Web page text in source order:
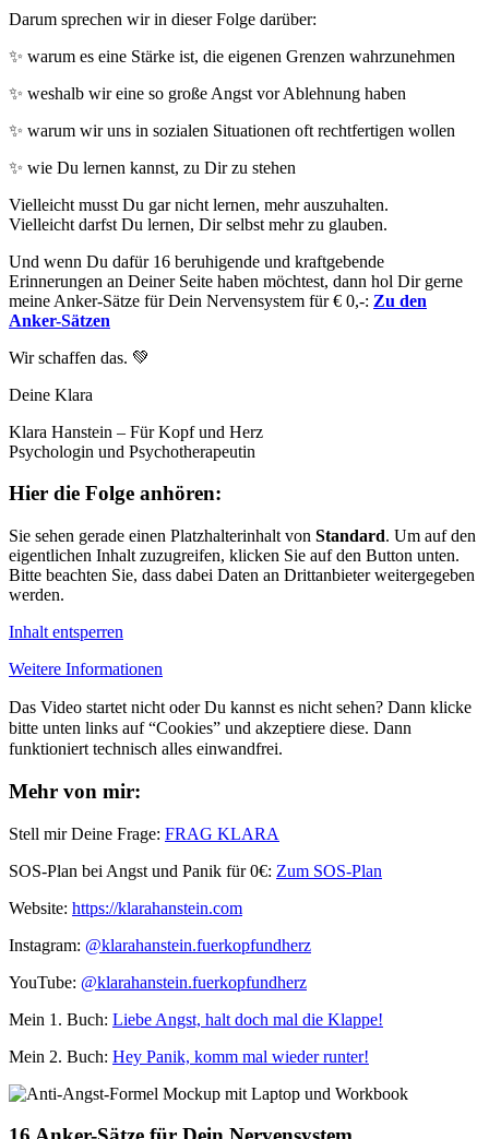
Darum sprechen wir in dieser Folge darüber:
✨ warum es eine Stärke ist, die eigenen Grenzen wahrzunehmen
✨ weshalb wir eine so große Angst vor Ablehnung haben
✨ warum wir uns in sozialen Situationen oft rechtfertigen wollen
✨ wie Du lernen kannst, zu Dir zu stehen
Vielleicht musst Du gar nicht lernen, mehr auszuhalten.
Vielleicht darfst Du lernen, Dir selbst mehr zu glauben.
Und wenn Du dafür 16 beruhigende und kraftgebende
Erinnerungen an Deiner Seite haben möchtest, dann hol Dir gerne
meine Anker-Sätze für Dein Nervensystem für € 0,-: Zu den
Anker-Sätzen
Wir schaffen das. 💚
Deine Klara
Klara Hanstein – Für Kopf und Herz
Psychologin und Psychotherapeutin
Hier die Folge anhören:
Sie sehen gerade einen Platzhalterinhalt von Standard. Um auf den
eigentlichen Inhalt zuzugreifen, klicken Sie auf den Button unten.
Bitte beachten Sie, dass dabei Daten an Drittanbieter weitergegeben
werden.
Inhalt entsperren
Weitere Informationen
Das Video startet nicht oder Du kannst es nicht sehen? Dann klicke
bitte unten links auf “Cookies” und akzeptiere diese. Dann
funktioniert technisch alles einwandfrei.
Mehr von mir:
Stell mir Deine Frage: FRAG KLARA
SOS-Plan bei Angst und Panik für 0€: Zum SOS-Plan
Website: ⁠⁠https://klarahanstein.com
Instagram: ⁠⁠@klarahanstein.fuerkopfundherz
YouTube: @klarahanstein.fuerkopfundherz
Mein 1. Buch: ⁠⁠ Liebe Angst, halt doch mal die Klappe!⁠⁠
Mein 2. Buch: Hey Panik, komm mal wieder runter!